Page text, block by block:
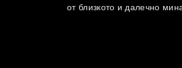
от близкото и далечно